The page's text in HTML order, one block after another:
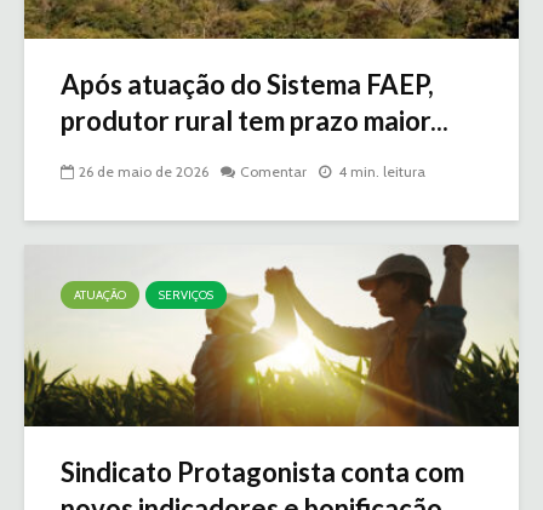
Após atuação do Sistema FAEP,
produtor rural tem prazo maior...
26 de maio de 2026 Comentar 4 min. leitura
ATUAÇÃO SERVIÇOS
Sindicato Protagonista conta com